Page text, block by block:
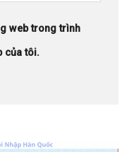
web trong trình
của tôi.